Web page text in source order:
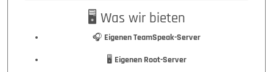
🖥️ Was wir bieten
🎧 Eigenen TeamSpeak-Server
🖥️ Eigenen Root-Server